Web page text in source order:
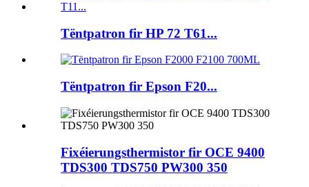
Tëntpatron fir HP 72 T61...
Tëntpatron fir Epson F20...
Fixéierungsthermistor fir OCE 9400
TDS300 TDS750 PW300 350